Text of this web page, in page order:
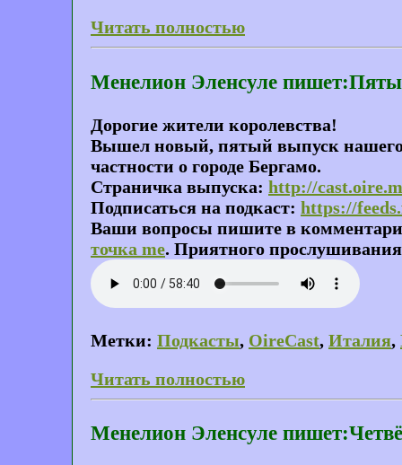
Читать полностью
Менелион Эленсуле
Дорогие жители королевства!
Вышел новый, пятый выпуск нашего
частности о городе Бергамо.
Страничка выпуска: http://
Подписаться на подкаст: https://
Ваши вопросы пишите в
точка me. Приятного
Метки: Подкасты, OireCast, Италия,
Читать полностью
Менелион Эленсуле